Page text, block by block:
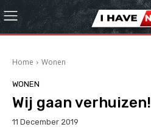
Home Wonen
WONEN
Wij gaan verhuizen!
11 December 2019